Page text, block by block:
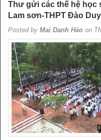
Thư gửi các thế hệ học
Lam sơn-THPT Đào
Posted by Mai Danh Hảo on